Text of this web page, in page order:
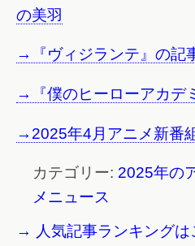
の美羽
→『ヴィジランテ』の記
→『僕のヒーローアカデ
→2025年4月アニメ新番
カテゴリー: 2025年の
メニュース
→ 人気記事ランキングは